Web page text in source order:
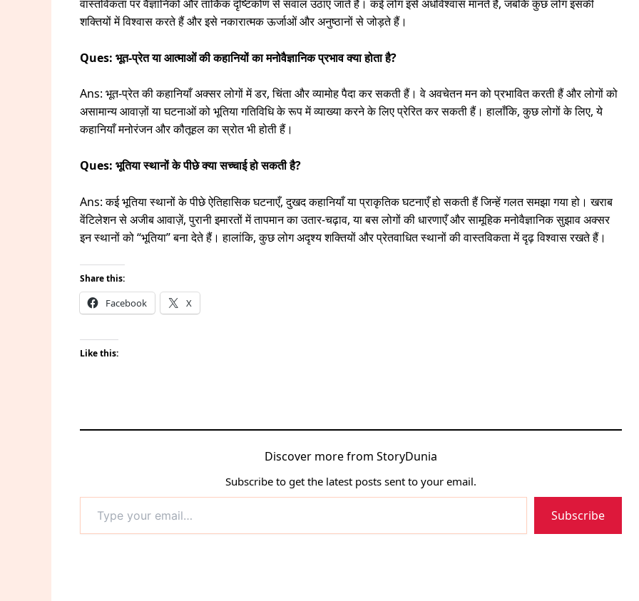
वास्तविकता पर वैज्ञानिकों और तार्किक दृष्टिकोण से सवाल उठाए जाते हैं। कई लोग इसे अंधविश्वास मानते हैं, जबकि कुछ लोग इसकी
शक्तियों में विश्वास करते हैं और इसे नकारात्मक ऊर्जाओं और अनुष्ठानों से जोड़ते हैं।
Ques: भूत-प्रेत या आत्माओं की कहानियों का मनोवैज्ञानिक प्रभाव क्या होता है?
Ans: भूत-प्रेत की कहानियाँ अक्सर लोगों में डर, चिंता और व्यामोह पैदा कर सकती हैं। वे अवचेतन मन को प्रभावित करती हैं और लोगों को
असामान्य आवाज़ों या घटनाओं को भूतिया गतिविधि के रूप में व्याख्या करने के लिए प्रेरित कर सकती हैं। हालाँकि, कुछ लोगों के लिए, ये
कहानियाँ मनोरंजन और कौतूहल का स्रोत भी होती हैं।
Ques: भूतिया स्थानों के पीछे क्या सच्चाई हो सकती है?
Ans: कई भूतिया स्थानों के पीछे ऐतिहासिक घटनाएँ, दुखद कहानियाँ या प्राकृतिक घटनाएँ हो सकती हैं जिन्हें गलत समझा गया हो। खराब
वेंटिलेशन से अजीब आवाज़ें, पुरानी इमारतों में तापमान का उतार-चढ़ाव, या बस लोगों की धारणाएँ और सामूहिक मनोवैज्ञानिक सुझाव अक्सर
इन स्थानों को “भूतिया” बना देते हैं। हालांकि, कुछ लोग अदृश्य शक्तियों और प्रेतवाधित स्थानों की वास्तविकता में दृढ़ विश्वास रखते हैं।
Share this:
Facebook X
Like this:
Discover more from StoryDunia
Subscribe to get the latest posts sent to your email.
your
email…
Subscribe